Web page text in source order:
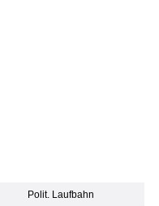
Polit. Laufbahn